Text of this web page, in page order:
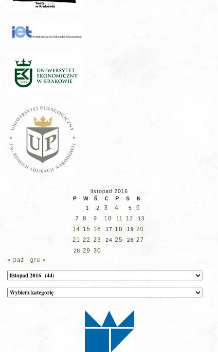
listopad 2016
P
W Ś C P S
N
1
2 3 4 5 6
7 8 9 10 11 12 13
14 15 16 17 18 19 20
21 22 23 24 25 26 27
28 29 30
« paź
gru »
Archiwum
Kategorie
wpisów